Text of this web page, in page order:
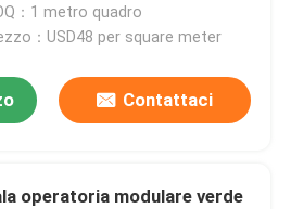
：1 metro quadro
：USD48 per square meter
Contattaci
operatoria modulare verde